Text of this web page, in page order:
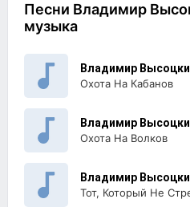
Песни Владимир
музыка
Владимир
Охота На Кабанов
Владимир
Охота На Волков
Владимир
Тот, Который Не